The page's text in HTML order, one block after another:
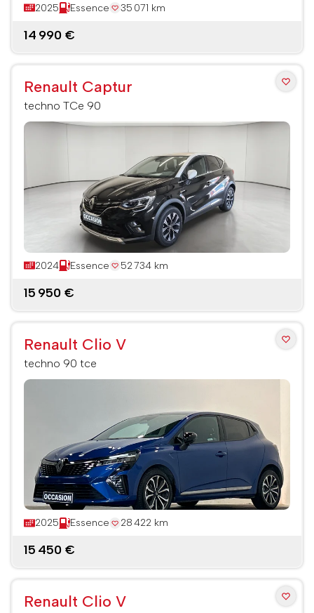
2025 Essence 35 071 km
14 990 €
Renault Captur
techno TCe 90
2024 Essence 52 734 km
15 950 €
Renault Clio V
techno 90 tce
2025 Essence 28 422 km
15 450 €
Renault Clio V